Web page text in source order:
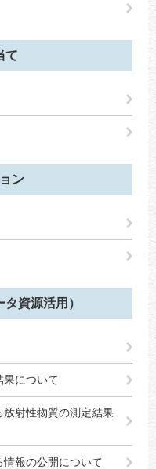
て
ン
資源活用）
果について
放射性物質の測定結果
報の公開について